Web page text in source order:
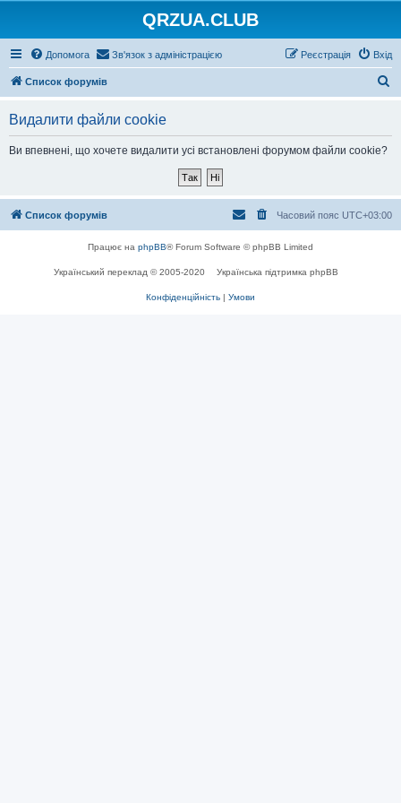
QRZUA.CLUB
Допомога Зв'язок з адміністрацією Вхід
Реєстрація
Список форумів
Видалити файли cookie
Ви впевнені, що хочете видалити усі встановлені форумом файли cookie?
Список форумів Часовий пояс UTC+03:00
Працює на phpBB® Forum Software © phpBB Limited
Український переклад © 2005-2020 Українська підтримка phpBB
Конфіденційність | Умови